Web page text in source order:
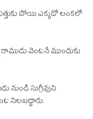
పోయి ఎక్కడో లంకలో
వెంటనే ముందుకు
నుండి సుగ్రీవుని
నిలబడ్డారు.